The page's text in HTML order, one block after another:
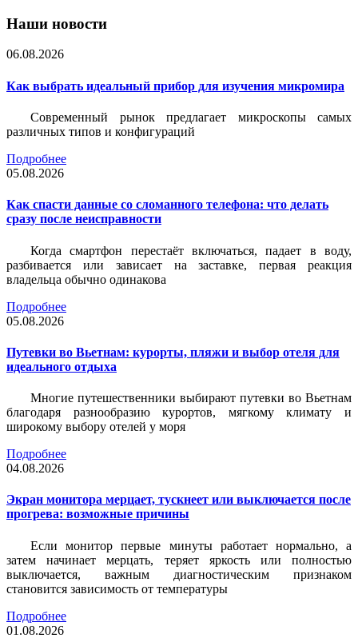
Наши новости
06.08.2026
Как выбрать идеальный прибор для изучения микромира
Современный рынок предлагает микроскопы самых
различных типов и конфигураций
Подробнее
05.08.2026
Как спасти данные со сломанного телефона: что делать
сразу после неисправности
Когда смартфон перестаёт включаться, падает в воду,
разбивается или зависает на заставке, первая реакция
владельца обычно одинакова
Подробнее
05.08.2026
Путевки во Вьетнам: курорты, пляжи и выбор отеля для
идеального отдыха
Многие путешественники выбирают путевки во Вьетнам
благодаря разнообразию курортов, мягкому климату и
широкому выбору отелей у моря
Подробнее
04.08.2026
Экран монитора мерцает, тускнеет или выключается после
прогрева: возможные причины
Если монитор первые минуты работает нормально, а
затем начинает мерцать, теряет яркость или полностью
выключается, важным диагностическим признаком
становится зависимость от температуры
Подробнее
01.08.2026